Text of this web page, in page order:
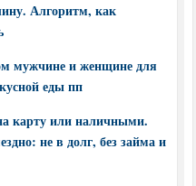
Алгоритм, как
мужчине и женщине для
еды пп
карту или наличными.
не в долг, без займа и